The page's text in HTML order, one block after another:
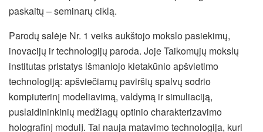
paskaitų – seminarų ciklą.
Parodų salėje Nr. 1 veiks aukštojo mokslo pasiekimų,
inovacijų ir technologijų paroda. Joje Taikomųjų mokslų
institutas pristatys išmaniojo kietakūnio apšvietimo
technologiją: apšviečiamų paviršių spalvų sodrio
kompiuterinį modeliavimą, valdymą ir simuliaciją,
puslaidininkinių medžiagų optinio charakterizavimo
holografinį modulį. Tai nauja matavimo technologija, kuri